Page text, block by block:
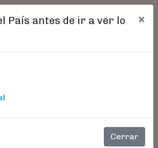
País antes de ir a ver lo
×
Cerrar